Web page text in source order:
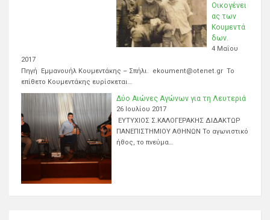
Οικογένει
ας των
Κουμεντά
δων.
4 Μαΐου
2017
Πηγή Εμμανουήλ Κουμεντάκης – Σπήλι. ekoument@otenet.gr Το
επίθετο Κουμεντάκης ευρίσκεται…
Δύο Αιώνες Αγώνων για τη Λευτεριά
26 Ιουλίου 2017
ΕΥΤΥΧΙΟΣ Σ.ΚΑΛΟΓΕΡΑΚΗΣ ΔΙΔΑΚΤΩΡ
ΠΑΝΕΠΙΣΤΗΜΙΟΥ ΑΘΗΝΩΝ Το αγωνιστικό
ήθος, το πνεύμα…